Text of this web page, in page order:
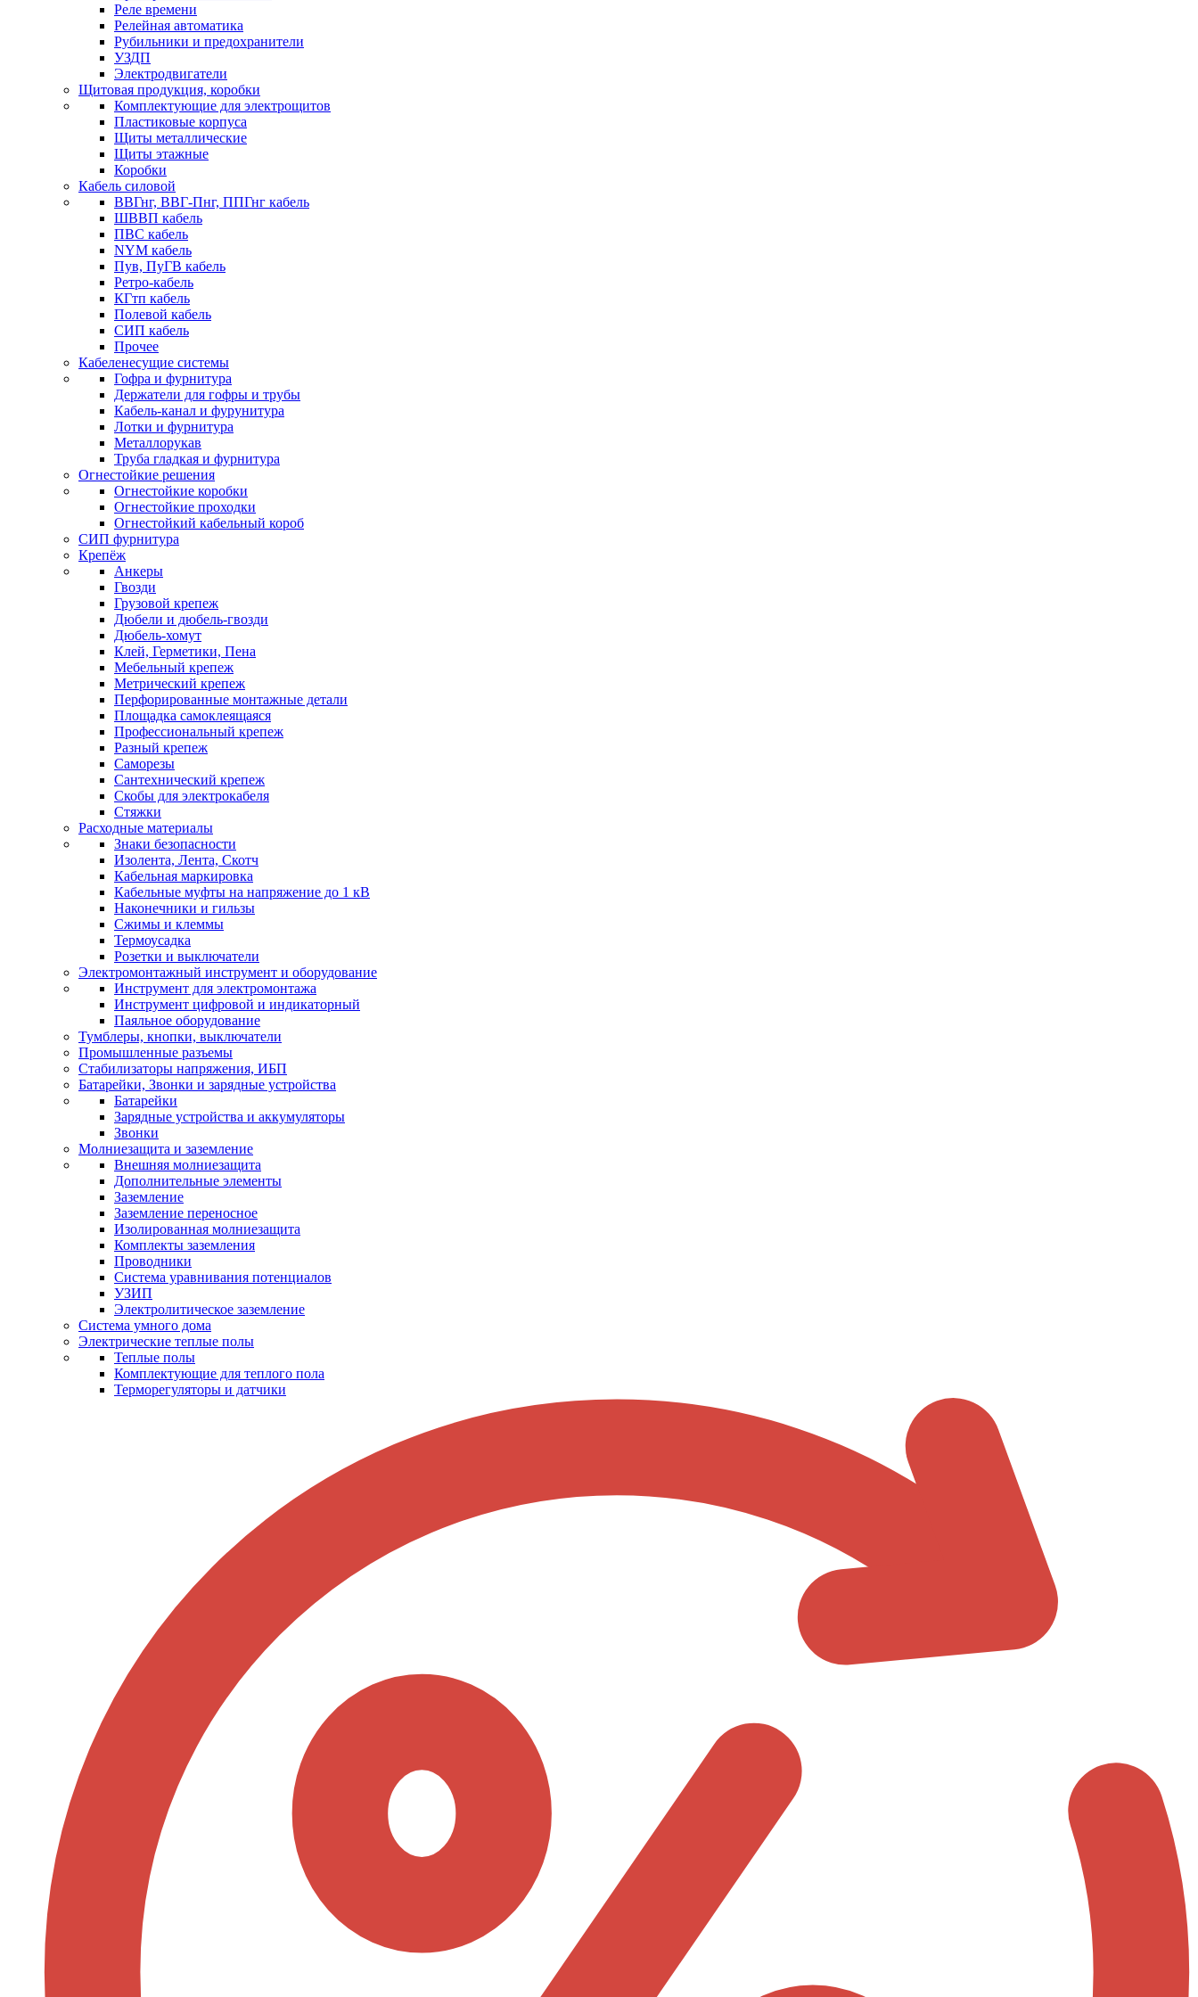
Реле времени
Релейная автоматика
Рубильники и предохранители
УЗДП
Электродвигатели
Щитовая продукция, коробки
Комплектующие для электрощитов
Пластиковые корпуса
Щиты металлические
Щиты этажные
Коробки
Кабель силовой
ВВГнг, ВВГ-Пнг, ППГнг кабель
ШВВП кабель
ПВС кабель
NYM кабель
Пув, ПуГВ кабель
Ретро-кабель
КГтп кабель
Полевой кабель
СИП кабель
Прочее
Кабеленесущие системы
Гофра и фурнитура
Держатели для гофры и трубы
Кабель-канал и фурунитура
Лотки и фурнитура
Металлорукав
Труба гладкая и фурнитура
Огнестойкие решения
Огнестойкие коробки
Огнестойкие проходки
Огнестойкий кабельный короб
СИП фурнитура
Крепёж
Анкеры
Гвозди
Грузовой крепеж
Дюбели и дюбель-гвозди
Дюбель-хомут
Клей, Герметики, Пена
Мебельный крепеж
Метрический крепеж
Перфорированные монтажные детали
Площадка самоклеящаяся
Профессиональный крепеж
Разный крепеж
Саморезы
Сантехнический крепеж
Скобы для электрокабеля
Стяжки
Расходные материалы
Знаки безопасности
Изолента, Лента, Скотч
Кабельная маркировка
Кабельные муфты на напряжение до 1 кВ
Наконечники и гильзы
Сжимы и клеммы
Термоусадка
Розетки и выключатели
Электромонтажный инструмент и оборудование
Инструмент для электромонтажа
Инструмент цифровой и индикаторный
Паяльное оборудование
Тумблеры, кнопки, выключатели
Промышленные разъемы
Стабилизаторы напряжения, ИБП
Батарейки, Звонки и зарядные устройства
Батарейки
Зарядные устройства и аккумуляторы
Звонки
Молниезащита и заземление
Внешняя молниезащита
Дополнительные элементы
Заземление
Заземление переносное
Изолированная молниезащита
Комплекты заземления
Проводники
Система уравнивания потенциалов
УЗИП
Электролитическое заземление
Система умного дома
Электрические теплые полы
Теплые полы
Комплектующие для теплого пола
Терморегуляторы и датчики